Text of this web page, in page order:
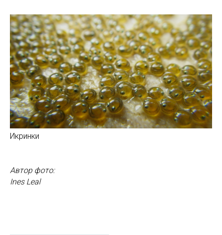
Икринки
Автор фото:
Ines Leal